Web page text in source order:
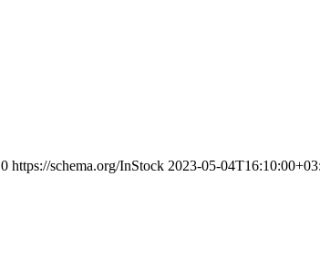
0 https://schema.org/InStock 2023-05-